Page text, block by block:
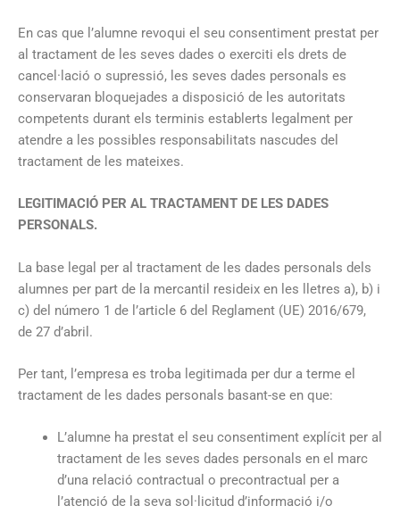
En cas que l’alumne revoqui el seu consentiment prestat per
al tractament de les seves dades o exerciti els drets de
cancel·lació o supressió, les seves dades personals es
conservaran bloquejades a disposició de les autoritats
competents durant els terminis establerts legalment per
atendre a les possibles responsabilitats nascudes del
tractament de les mateixes.
LEGITIMACIÓ PER AL TRACTAMENT DE LES DADES
PERSONALS.
La base legal per al tractament de les dades personals dels
alumnes per part de la mercantil resideix en les lletres a), b) i
c) del número 1 de l’article 6 del Reglament (UE) 2016/679,
de 27 d’abril.
Per tant, l’empresa es troba legitimada per dur a terme el
tractament de les dades personals basant-se en que:
L’alumne ha prestat el seu consentiment explícit per al
tractament de les seves dades personals en el marc
d’una relació contractual o precontractual per a
l’atenció de la seva sol·licitud d’informació i/o